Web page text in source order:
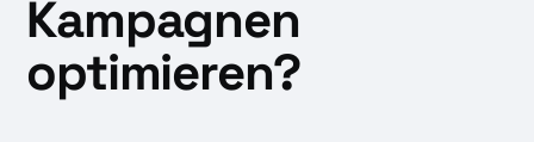
Kampagnen
optimieren?